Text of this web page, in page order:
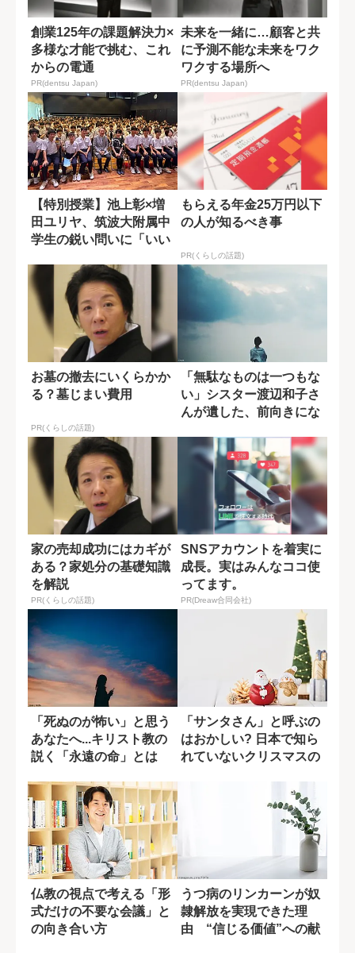
創業125年の課題解決力×
多様な才能で挑む、これ
からの電通
PR(dentsu Japan)
未来を一緒に…顧客と共
に予測不能な未来をワク
ワクする場所へ
PR(dentsu Japan)
【特別授業】池上彰×増
田ユリヤ、筑波大附属中
学生の鋭い問いに「いい
もらえる年金25万円以下
の人が知るべき事
PR(くらしの話題)
お墓の撤去にいくらかか
る？墓じまい費用
PR(くらしの話題)
「無駄なものは一つもな
い」シスター渡辺和子さ
んが遺した、前向きにな
家の売却成功にはカギが
ある？家処分の基礎知識
を解説
PR(くらしの話題)
SNSアカウントを着実に
成長。実はみんなココ使
ってます。
PR(Dreaw合同会社)
「死ぬのが怖い」と思う
あなたへ...キリスト教の
説く「永遠の命」とは
「サンタさん」と呼ぶの
はおかしい? 日本で知ら
れていないクリスマスの
仏教の視点で考える「形
式だけの不要な会議」と
の向き合い方
うつ病のリンカーンが奴
隷解放を実現できた理
由 “信じる価値”への献